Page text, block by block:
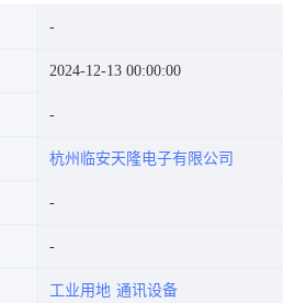
2024-12-13 00:00:00
杭州临安天隆电子有限公司
工业用地 通讯设备